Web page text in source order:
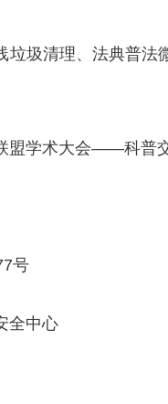
清理、法典普法
学术大会——科普
号
全中心